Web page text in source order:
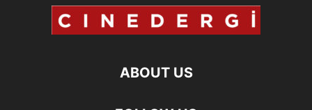
ABOUT US